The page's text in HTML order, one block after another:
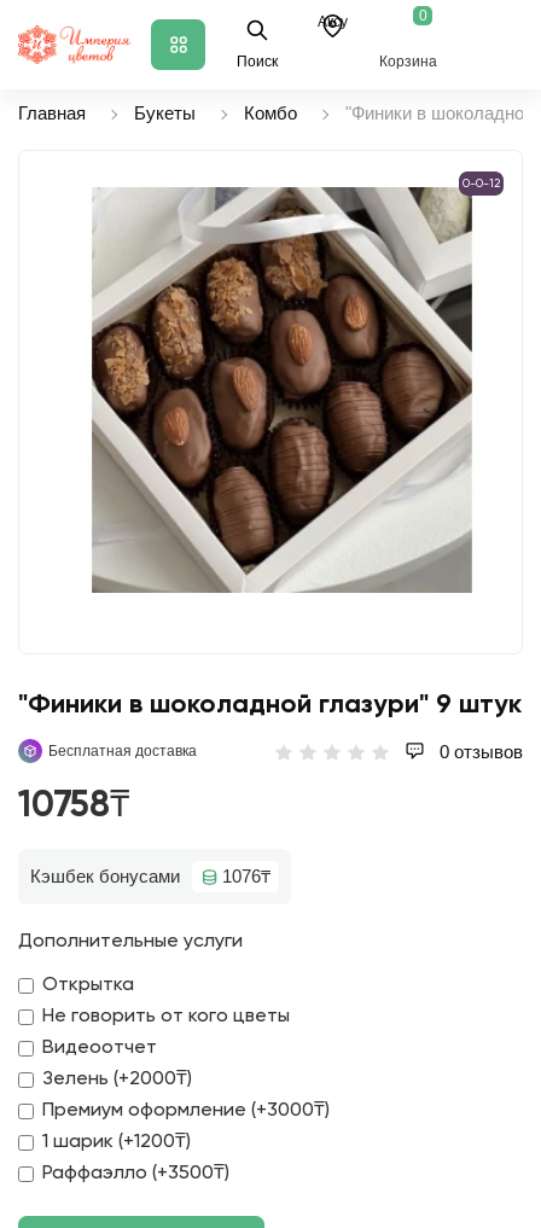
Поиск
Аксу 0
Корзина
Главная Букеты Комбо "Финики в шоколадной
0-0-12
"Финики в шоколадной глазури" 9 штук
Бесплатная доставка 0 отзывов
10758₸
Кэшбек бонусами 1076₸
Дополнительные услуги
Открытка
Не говорить от кого цветы
Видеоотчет
Зелень (+2000₸)
Премиум оформление (+3000₸)
1 шарик (+1200₸)
Раффаэлло (+3500₸)